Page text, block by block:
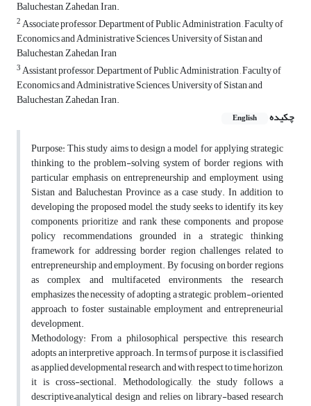
Baluchestan, Zahedan, Iran.
2Associate professor, Department of Public Administration , Faculty of
Economics and Administrative Sciences, University of Sistan and
Baluchestan, Zahedan, Iran
3Assistant professor, Department of Public Administration , Faculty of
Economics and Administrative Sciences, University of Sistan and
Baluchestan, Zahedan, Iran.
چکیده
English
Purpose: This study aims to design a model for applying strategic
thinking to the problem-solving system of border regions, with
particular emphasis on entrepreneurship and employment, using
Sistan and Baluchestan Province as a case study. In addition to
developing the proposed model, the study seeks to identify its key
components, prioritize and rank these components, and propose
policy recommendations grounded in a strategic thinking
framework for addressing border region challenges related to
entrepreneurship and employment. By focusing on border regions
as complex and multifaceted environments, the research
emphasizes the necessity of adopting a strategic, problem-oriented
approach to foster sustainable employment and entrepreneurial
development.
Methodology: From a philosophical perspective, this research
adopts an interpretive approach. In terms of purpose, it is classified
as applied developmental research, and with respect to time horizon,
it is cross-sectional. Methodologically, the study follows a
descriptive–analytical design and relies on library-based research